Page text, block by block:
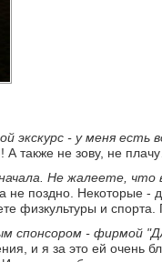
экскурс - у меня
также не зову, не
Не жалеете, что
поздно. Некоторые
физкультуры и
спонсором - фирмой
и я за это ей очень